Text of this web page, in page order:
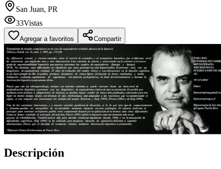
San Juan, PR
33Vistas
Agregar a favoritos Compartir
Descripción